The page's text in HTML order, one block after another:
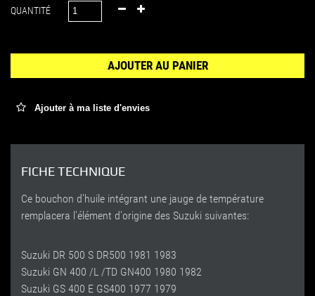
QUANTITÉ
AJOUTER AU PANIER
Ajouter à ma liste d'envies
FICHE TECHNIQUE
Ce bouchon d'huile intégrant une jauge de température
remplacera l'élément d'origine des Suzuki suivantes:
Suzuki DR 500 S DR500 1981 1983
Suzuki GN 400 /L /TD GN400 1980 1982
Suzuki GS 400 E GS400 1977 1979